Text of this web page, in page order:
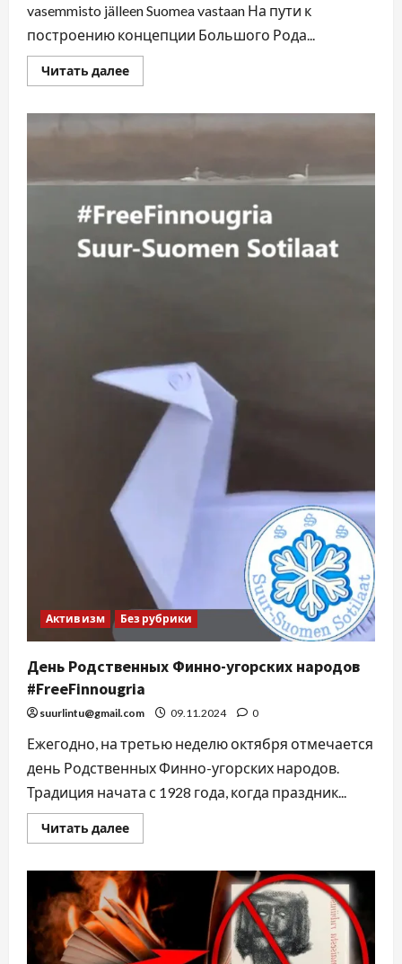
vasemmisto jälleen Suomea vastaan На пути к
построению концепции Большого Рода...
Читать далее
Активизм Без рубрики
День Родственных Финно-угорских народов
#FreeFinnougria
suurlintu@gmail.com 09.11.2024 0
Ежегодно, на третью неделю октября отмечается
день Родственных Финно-угорских народов.
Традиция начата с 1928 года, когда праздник...
Читать далее